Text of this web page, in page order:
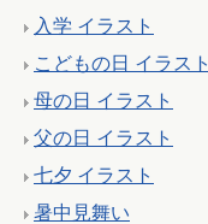
入学 イラスト
こどもの日 イラスト
母の日 イラスト
父の日 イラスト
七夕 イラスト
暑中見舞い